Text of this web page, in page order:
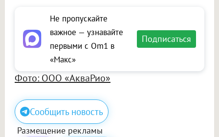
Не пропускайте
важное — узнавайте
первыми с Om1 в
«Макс»
Подписаться
Фото: ООО «АкваРио»
Сообщить новость
Размещение рекламы